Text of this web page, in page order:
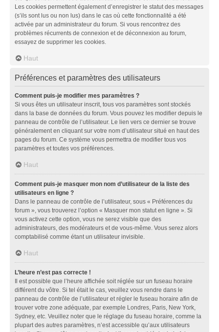
Les cookies permettent également d’enregistrer le statut des messages
(s’ils sont lus ou non lus) dans le cas où cette fonctionnalité a été
activée par un administrateur du forum. Si vous rencontrez des
problèmes récurrents de connexion et de déconnexion au forum,
essayez de supprimer les cookies.
Haut
Préférences et paramètres des utilisateurs
Comment puis-je modifier mes paramètres ?
Si vous êtes un utilisateur inscrit, tous vos paramètres sont stockés
dans la base de données du forum. Vous pouvez les modifier depuis le
panneau de contrôle de l’utilisateur. Le lien vers ce dernier se trouve
généralement en cliquant sur votre nom d’utilisateur situé en haut des
pages du forum. Ce système vous permettra de modifier tous vos
paramètres et toutes vos préférences.
Haut
Comment puis-je masquer mon nom d’utilisateur de la liste des
utilisateurs en ligne ?
Dans le panneau de contrôle de l’utilisateur, sous « Préférences du
forum », vous trouverez l’option « Masquer mon statut en ligne ». Si
vous activez cette option, vous ne serez visible que des
administrateurs, des modérateurs et de vous-même. Vous serez alors
comptabilisé comme étant un utilisateur invisible.
Haut
L’heure n’est pas correcte !
Il est possible que l’heure affichée soit réglée sur un fuseau horaire
différent du vôtre. Si tel était le cas, veuillez vous rendre dans le
panneau de contrôle de l’utilisateur et régler le fuseau horaire afin de
trouver votre zone adéquate, par exemple Londres, Paris, New York,
Sydney, etc. Veuillez noter que le réglage du fuseau horaire, comme la
plupart des autres paramètres, n’est accessible qu’aux utilisateurs